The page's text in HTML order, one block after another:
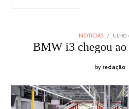
NOTICIAS
POSTED
JULHO
BMW i3 chegou
by redação